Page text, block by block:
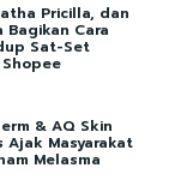
Pricilla, dan
Bagikan Cara
Sat-Set
& AQ Skin
Ajak Masyarakat
Melasma